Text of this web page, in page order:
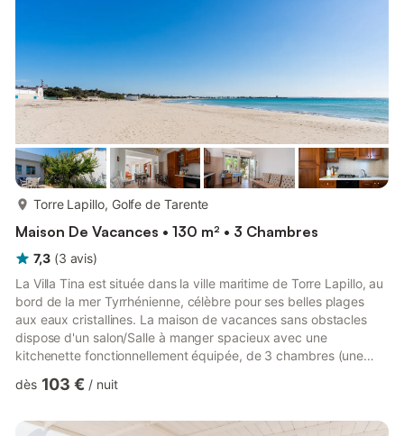
Torre Lapillo, Golfe de Tarente
Maison De Vacances • 130 m² • 3 Chambres
7,3 (3 avis)
La Villa Tina est située dans la ville maritime de Torre Lapillo, au
bord de la mer Tyrrhénienne, célèbre pour ses belles plages
aux eaux cristallines. La maison de vacances sans obstacles
dispose d'un salon/Salle à manger spacieux avec une
kitchenette fonctionnellement équipée, de 3 chambres (une
simple chacune) ainsi que de 2 salles de bains et offre de
aux enfants est également équipée de ventilateurs et d'une
dès 103 € / nuit